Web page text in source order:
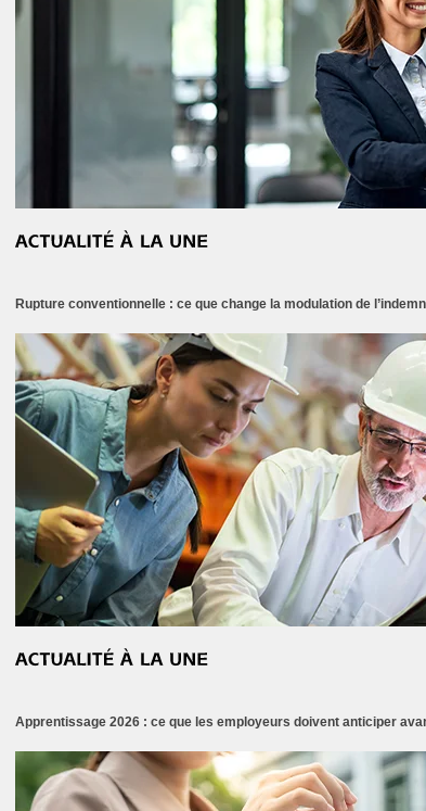
Rupture conventionnelle : ce que change la modulation de
Apprentissage 2026 : ce que les employeurs doivent anticiper